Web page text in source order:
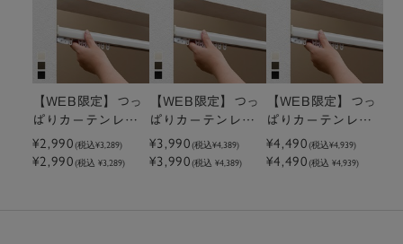
【WEB限定】つっ
ぱりカーテンレー
ル 45～70cm
¥2,990(税込¥3,289)
¥2,990(税込 ¥3,289)
【WEB限定】つっ
ぱりカーテンレー
ル 110～150cm
¥3,990(税込¥4,389)
¥3,990(税込 ¥4,389)
【WEB限定】つっ
ぱりカーテンレー
ル 150～190cm
¥4,490(税込¥4,939)
¥4,490(税込 ¥4,939)